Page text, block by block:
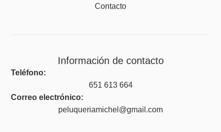
Contacto
Información de contacto
Teléfono:
651 613 664
Correo electrónico:
peluqueriamichel@gmail.com